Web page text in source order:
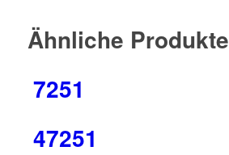
Ähnliche Produkte
7251
47251